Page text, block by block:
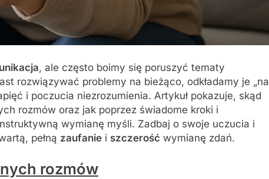
, ale często boimy się poruszyć tematy
rozwiązywać problemy na bieżąco, odkładamy je „na
i poczucia niezrozumienia. Artykuł pokazuje, skąd
rozmów oraz jak poprzez świadome kroki i
wymianę myśli. Zadbaj o swoje uczucia i
pełną zaufanie i szczerość wymianę zdań.
rozmów